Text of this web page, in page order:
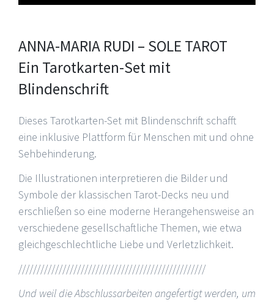
ANNA-MARIA RUDI – SOLE TAROT
Ein Tarotkarten-Set mit
Blindenschrift
Dieses Tarotkarten-Set mit Blindenschrift schafft
eine inklusive Plattform für Menschen mit und ohne
Sehbehinderung.
Die Illustrationen interpretieren die Bilder und
Symbole der klassischen Tarot-Decks neu und
erschließen so eine moderne Herangehensweise an
verschiedene gesellschaftliche Themen, wie etwa
gleichgeschlechtliche Liebe und Verletzlichkeit.
///////////////////////////////////////////////////
Und weil die Abschlussarbeiten angefertigt werden, um